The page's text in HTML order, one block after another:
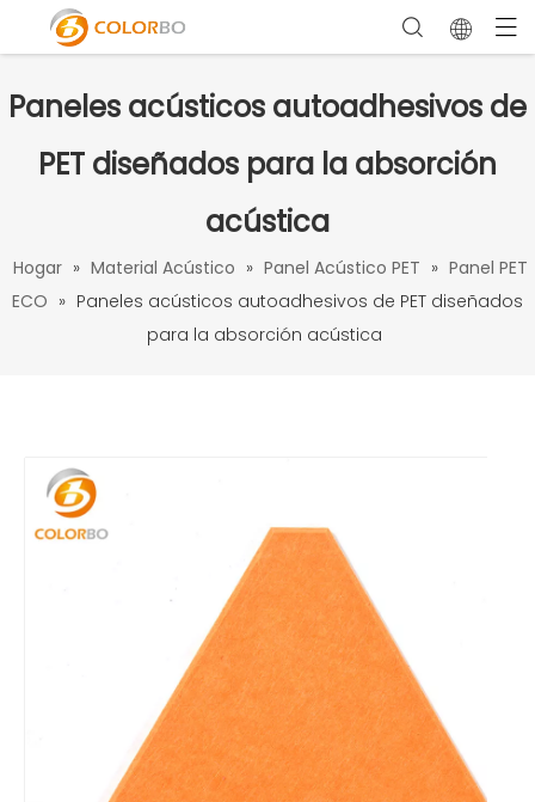
Paneles acústicos autoadhesivos de
PET diseñados para la absorción
acústica
Hogar » Material Acústico » Panel Acústico PET » Panel PET
ECO » Paneles acústicos autoadhesivos de PET diseñados
para la absorción acústica